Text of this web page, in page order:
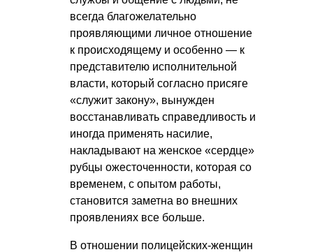
всегда благожелательно
проявляющими личное отношение
к происходящему и особенно — к
представителю исполнительной
власти, который согласно присяге
«служит закону», вынужден
восстанавливать справедливость и
иногда применять насилие,
накладывают на женское «сердце»
рубцы ожесточенности, которая со
временем, с опытом работы,
становится заметна во внешних
проявлениях все больше.
В отношении полицейских-женщин